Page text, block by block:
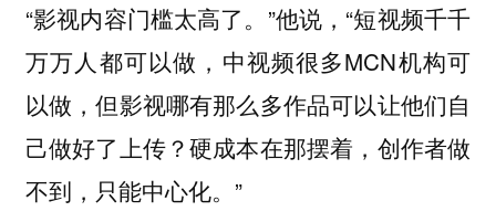
“影视内容门槛太高了。”他说，“短视频千千
万万人都可以做，中视频很多MCN机构可
以做，但影视哪有那么多作品可以让他们自
己做好了上传？硬成本在那摆着，创作者做
不到，只能中心化。”